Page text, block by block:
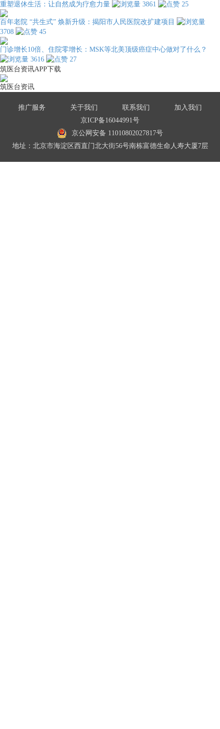
重塑退休生活：让自然成为疗愈力量 3861 25
百年老院 “共生式” 焕新升级：揭阳市人民医院改扩建项目
3708
45
门诊增长10倍、住院零增长：MSK等北美顶级癌症中心做对了什么？
3616
27
筑医台资讯APP下载
筑医台资讯
推广服务 关于我们 联系我们
加入我们
京ICP备16044991号
京公网安备 11010802027817号
地址：北京市海淀区西直门北大街56号南栋富德生命人寿大厦7层